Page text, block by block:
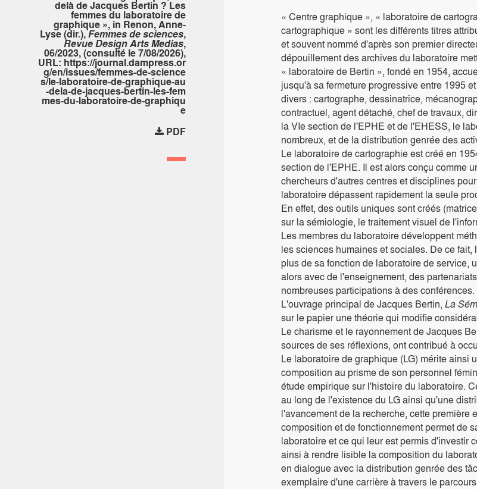
delà de Jacques Bertin ? Les
femmes du laboratoire de
graphique », in Renon, Anne-
Lyse (dir.),Femmes de sciences,
Revue Design Arts Medias,
06/2023, (consulté le 7/08/2026),
URL: https://journal.dampress.or
g/en/issues/femmes-de-science
s/le-laboratoire-de-graphique-au
-dela-de-jacques-bertin-les-fem
mes-du-laboratoire-de-graphiqu
e
PDF
« Centre graphique », « laboratoire de
cartographique » sont les différents titres
et souvent nommé d'après son premier
dépouillement des archives du laboratoire
« laboratoire de Bertin », fondé en 1954,
jusqu'à sa fermeture progressive entre 1995
divers : cartographe, dessinatrice,
contractuel, agent détaché, chef de travaux,
la VIe section de l'EPHE et de l'EHESS, le
nombreux, et de la distribution genrée des
Le laboratoire de cartographie est créé en
section de l'EPHE. Il est alors conçu comme
chercheurs d'autres centres et disciplines
laboratoire dépassent rapidement la seule
En effet, des outils uniques sont créés
sur la sémiologie, le traitement visuel de
Les membres du laboratoire développent
les sciences humaines et sociales. De ce
plus de sa fonction de laboratoire de service,
alors avec de l'enseignement, des
nombreuses participations à des conférences.
L'ouvrage principal de Jacques Bertin, La
sur le papier une théorie qui modifie
Le charisme et le rayonnement de Jacques
sources de ses réflexions, ont contribué à
Le laboratoire de graphique (LG) mérite ainsi
composition au prisme de son personnel
étude empirique sur l'histoire du laboratoire.
au long de l'existence du LG ainsi qu'une
l'avancement de la recherche, cette
composition et de fonctionnement permet de
laboratoire et ce qui leur est permis d'investir
ainsi à rendre lisible la composition du
en dialogue avec la distribution genrée des
exemplaire d'une carrière à travers le